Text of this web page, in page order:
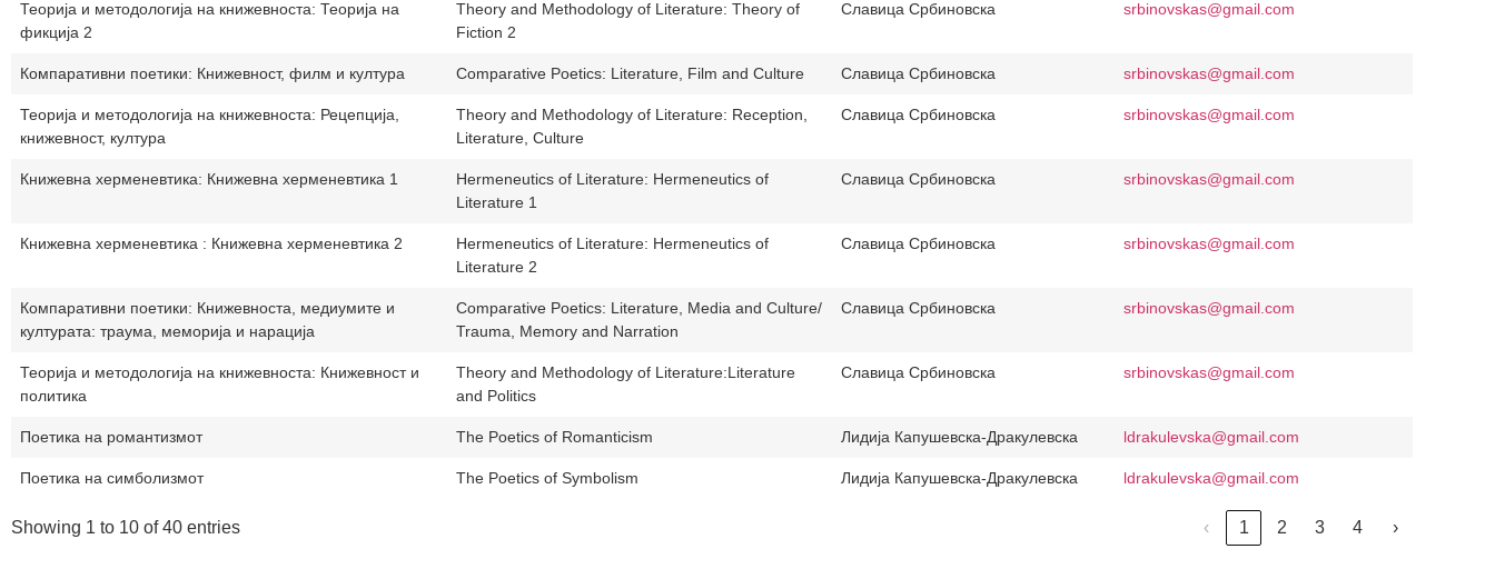
Теорија и методологија на книжевноста: Теорија на
фикција 2
Theory and Methodology of Literature: Theory of
Fiction 2
Славица Србиновска srbinovskas@gmail.com
Компаративни поетики: Книжевност, филм и култура Comparative Poetics: Literature, Film and Culture Славица Србиновска srbinovskas@gmail.com
Теорија и методологија на книжевноста: Рецепција,
книжевност, култура
Theory and Methodology of Literature: Reception,
Literature, Culture
Славица Србиновска srbinovskas@gmail.com
Книжевна херменевтика: Книжевна херменевтика 1
Hermeneutics of Literature: Hermeneutics of
Literature 1
Славица Србиновска srbinovskas@gmail.com
Книжевна херменевтика : Книжевна херменевтика 2
Hermeneutics of Literature: Hermeneutics of
Literature 2
Славица Србиновска srbinovskas@gmail.com
Компаративни поетики: Книжевноста, медиумите и
културата: траума, меморија и нарација
Comparative Poetics: Literature, Media and Culture/
Trauma, Memory and Narration
Славица Србиновска srbinovskas@gmail.com
Теорија и методологија на книжевноста: Книжевност и
политика
Theory and Methodology of Literature:Literature
and Politics
Славица Србиновска srbinovskas@gmail.com
Поетика на романтизмот The Poetics of Romanticism Лидија Капушевска-Дракулевска ldrakulevska@gmail.com
Поетика на симболизмот The Poetics of Symbolism Лидија Капушевска-Дракулевска ldrakulevska@gmail.com
Showing 1 to 10 of 40 entries ‹ 1 2 3 4 ›